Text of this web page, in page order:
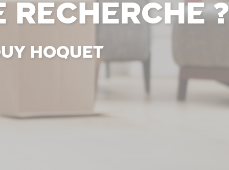
recherche ?
Hoquet